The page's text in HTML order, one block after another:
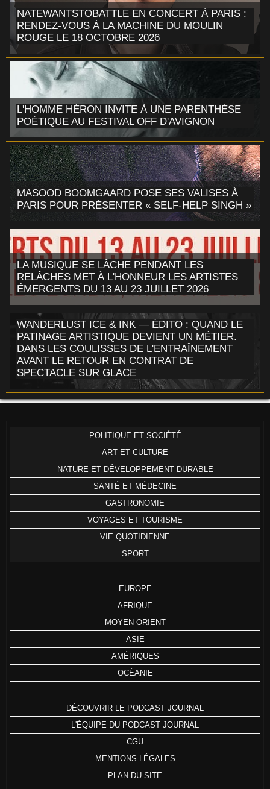
NATEWANTSTOBATTLE EN CONCERT À PARIS :
RENDEZ-VOUS À LA MACHINE DU MOULIN
ROUGE LE 18 OCTOBRE 2026
L'HOMME HÉRON INVITE À UNE PARENTHÈSE
POÉTIQUE AU FESTIVAL OFF D'AVIGNON
MASOOD BOOMGAARD POSE SES VALISES À
PARIS POUR PRÉSENTER « SELF-HELP SINGH »
LA MUSIQUE SE LÂCHE PENDANT LES
RELÂCHES MET À L'HONNEUR LES ARTISTES
ÉMERGENTS DU 13 AU 23 JUILLET 2026
WANDERLUST ICE & INK — ÉDITO : QUAND LE
PATINAGE ARTISTIQUE DEVIENT UN MÉTIER.
DANS LES COULISSES DE L'ENTRAÎNEMENT
AVANT LE RETOUR EN CONTRAT DE
SPECTACLE SUR GLACE
POLITIQUE ET SOCIÉTÉ
ART ET CULTURE
NATURE ET DÉVELOPPEMENT DURABLE
SANTÉ ET MÉDECINE
GASTRONOMIE
VOYAGES ET TOURISME
VIE QUOTIDIENNE
SPORT
EUROPE
AFRIQUE
MOYEN ORIENT
ASIE
AMÉRIQUES
OCÉANIE
DÉCOUVRIR LE PODCAST JOURNAL
L'ÉQUIPE DU PODCAST JOURNAL
CGU
MENTIONS LÉGALES
PLAN DU SITE